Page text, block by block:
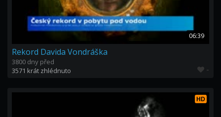
06:39
Rekord Davida Vondráška
3800 dny před
3571 krát zhlédnuto
-
HD